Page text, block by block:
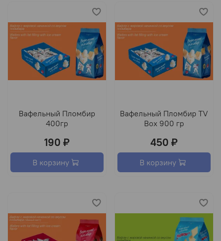
Вафельный Пломбир
400гр
190 ₽
В корзину
Вафельный Пломбир TV
Box 900 гр
450 ₽
В корзину